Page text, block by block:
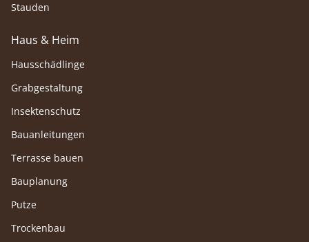
Stauden
Haus & Heim
Hausschädlinge
Grabgestaltung
Insektenschutz
Bauanleitungen
Terrasse bauen
Bauplanung
Putze
Trockenbau